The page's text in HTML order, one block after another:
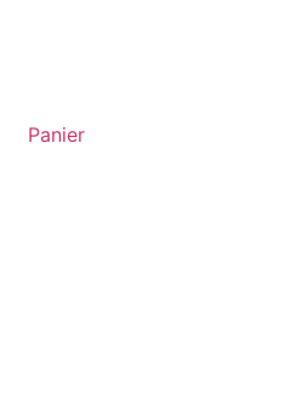
Panier